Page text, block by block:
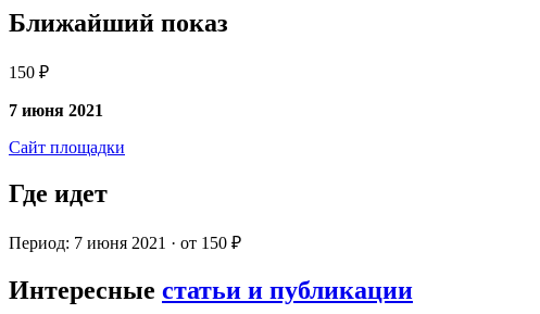
Ближайший показ
150 ₽
7 июня 2021
Сайт площадки
Где идет
Период: 7 июня 2021 · от 150 ₽
Интересные статьи и публикации